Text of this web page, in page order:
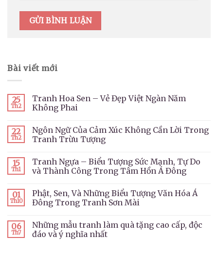
Bài viết mới
25
Th2
Tranh Hoa Sen – Vẻ Đẹp Việt Ngàn Năm
Không Phai
22
Th2
Ngôn Ngữ Của Cảm Xúc Không Cần Lời Trong
Tranh Trừu Tượng
15
Th1
Tranh Ngựa – Biểu Tượng Sức Mạnh, Tự Do
và Thành Công Trong Tâm Hồn Á Đông
01
Th10
Phật, Sen, Và Những Biểu Tượng Văn Hóa Á
Đông Trong Tranh Sơn Mài
06
Th7
Những mẫu tranh làm quà tặng cao cấp, độc
đáo và ý nghĩa nhất